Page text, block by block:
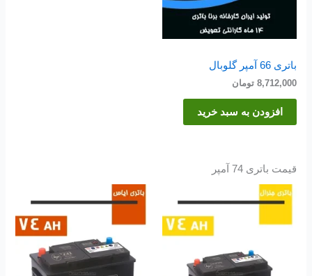
باتری 66 آمپر گلوبال
8,712,000 تومان
افزودن به سبد خرید
قیمت باتری 74 آمپر